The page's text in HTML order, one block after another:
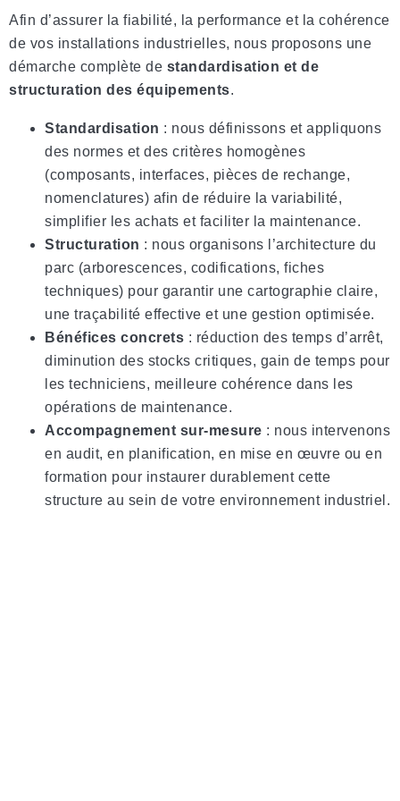
Afin d’assurer la fiabilité, la performance et la cohérence
de vos installations industrielles, nous proposons une
démarche complète de standardisation et de
structuration des équipements.
Standardisation : nous définissons et appliquons
des normes et des critères homogènes
(composants, interfaces, pièces de rechange,
nomenclatures) afin de réduire la variabilité,
simplifier les achats et faciliter la maintenance.
Structuration : nous organisons l’architecture du
parc (arborescences, codifications, fiches
techniques) pour garantir une cartographie claire,
une traçabilité effective et une gestion optimisée.
Bénéfices concrets : réduction des temps d’arrêt,
diminution des stocks critiques, gain de temps pour
les techniciens, meilleure cohérence dans les
opérations de maintenance.
Accompagnement sur-mesure : nous intervenons
en audit, en planification, en mise en œuvre ou en
formation pour instaurer durablement cette
structure au sein de votre environnement industriel.